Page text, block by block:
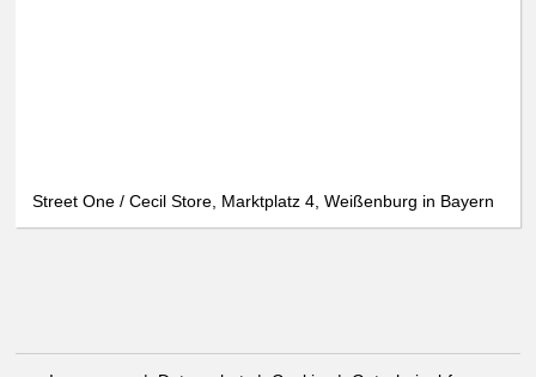
Street One / Cecil Store, Marktplatz 4, Weißenburg in Bayern